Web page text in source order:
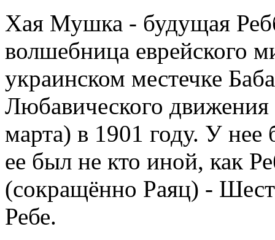
Хая Мушка - будущая
волшебница еврейского
украинском местечке
Любавического
марта) в 1901 году. У
ее был не кто иной, как
(сокращённо Раяц) -
Ребе.